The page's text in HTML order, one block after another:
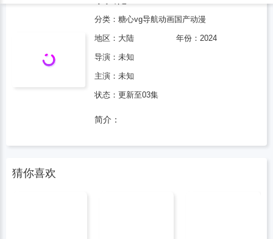
分类： 糖心vg导航动画国产动漫
地区： 大陆 年份： 2024
导演：未知
主演：未知
状态：更新至03集
简介：
猜你喜欢